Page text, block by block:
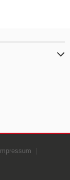
Impressum